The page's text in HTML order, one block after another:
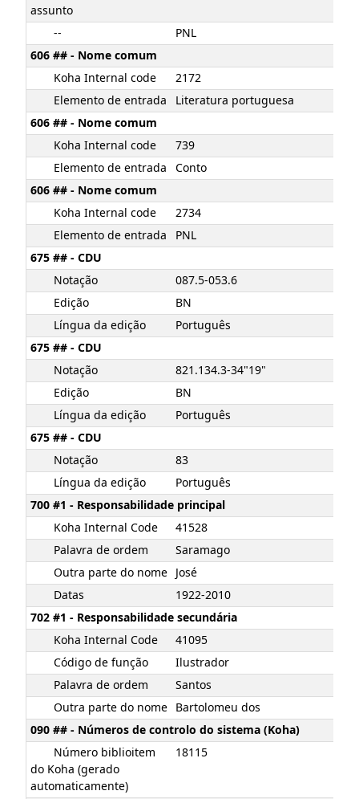
assunto
--
PNL
606 ## - Nome comum
Koha Internal code
2172
Elemento de entrada
Literatura portuguesa
606 ## - Nome comum
Koha Internal code
739
Elemento de entrada Conto
606 ## - Nome comum
Koha Internal code
2734
Elemento de entrada
PNL
675 ## - CDU
Notação
087.5-053.6
Edição
BN
Língua da edição
Português
675 ## - CDU
Notação
821.134.3-34"19"
Edição
BN
Língua da edição
Português
675 ## - CDU
Notação
83
Língua da edição
Português
700 #1 - Responsabilidade principal
Koha Internal Code
41528
Palavra de ordem
Saramago
Outra parte do nome José
Datas
1922-2010
702 #1 - Responsabilidade secundária
Koha Internal Code
41095
Código de função
Ilustrador
Palavra de ordem
Santos
Outra parte do nome Bartolomeu dos
090 ## - Números de controlo do sistema (Koha)
Número biblioitem
do Koha (gerado
automaticamente)
18115